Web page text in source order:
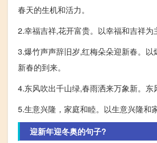
春天的生机和活力。
2.幸福吉祥,花开富贵。以幸福和吉祥为
3.爆竹声声辞旧岁,红梅朵朵迎新春。
新春的到来。
4.东风吹出千山绿,春雨洒来万象新。东
5.生意兴隆，家庭和睦。以生意兴隆和
迎新年迎冬奥的句子?